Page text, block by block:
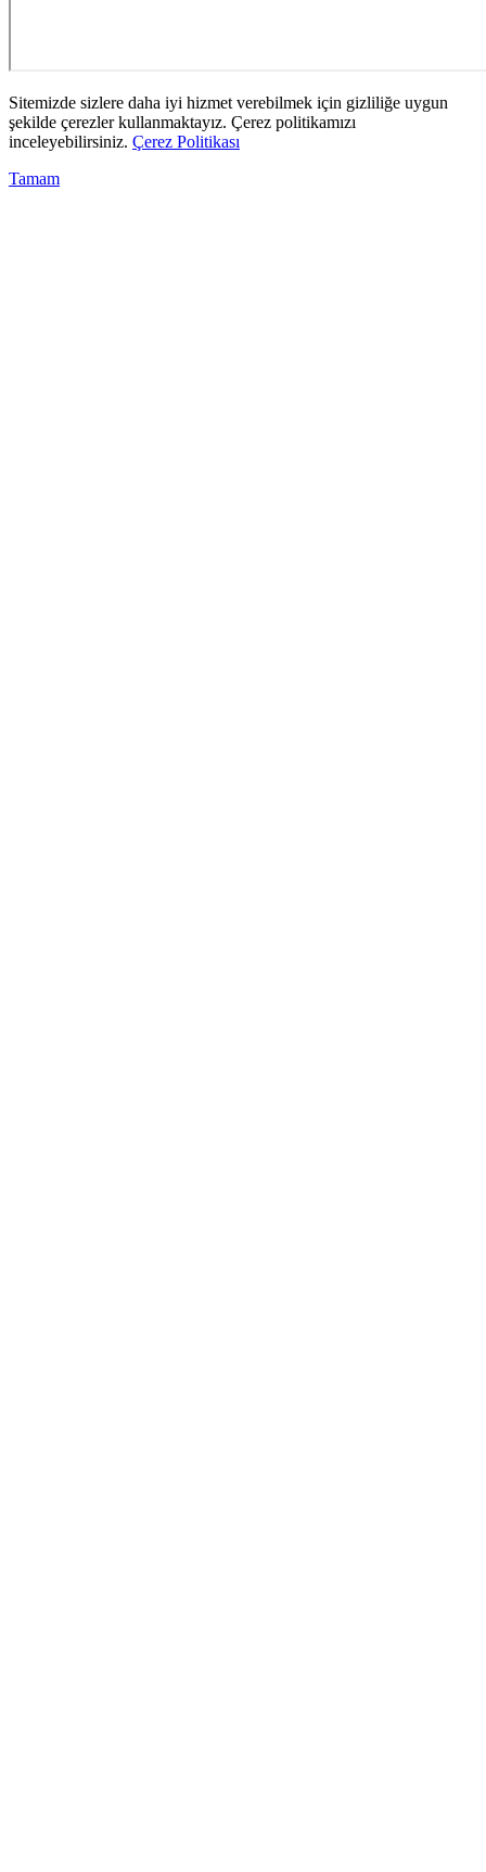
Sitemizde sizlere daha iyi hizmet verebilmek için gizliliğe uygun
şekilde çerezler kullanmaktayız. Çerez politikamızı
inceleyebilirsiniz. Çerez Politikası
Tamam